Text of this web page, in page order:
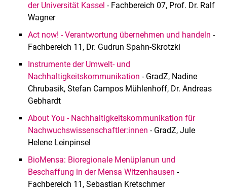
der Universität Kassel - Fachbereich 07, Prof. Dr. Ralf
Wagner
Act now! - Verantwortung übernehmen und handeln -
Fachbereich 11, Dr. Gudrun Spahn-Skrotzki
Instrumente der Umwelt- und
Nachhaltigkeitskommunikation - GradZ, Nadine
Chrubasik, Stefan Campos Mühlenhoff, Dr. Andreas
Gebhardt
About You - Nachhaltigkeitskommunikation für
Nachwuchswissenschaftler:innen - GradZ, Jule
Helene Leinpinsel
BioMensa: Bioregionale Menüplanun und
Beschaffung in der Mensa Witzenhausen -
Fachbereich 11, Sebastian Kretschmer